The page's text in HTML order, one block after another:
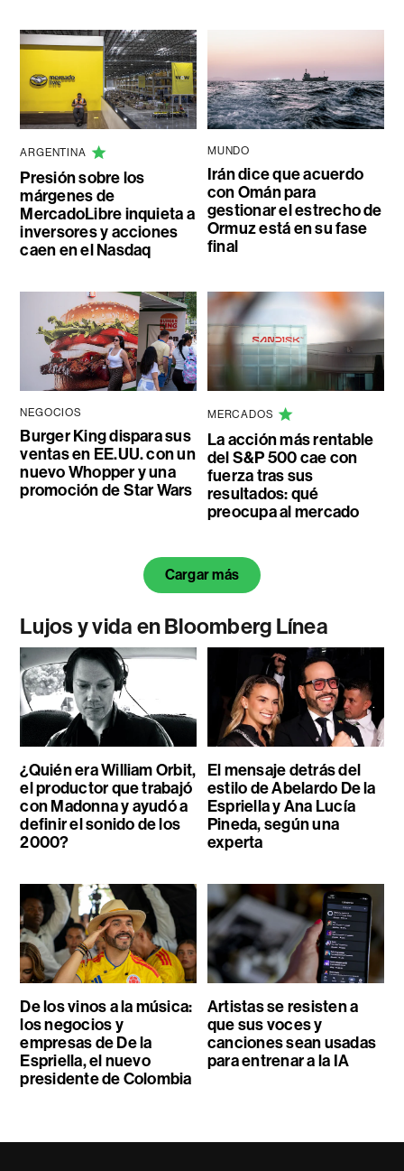
ARGENTINA
Presión sobre los
márgenes de
MercadoLibre inquieta a
inversores y acciones
caen en el Nasdaq
MUNDO
Irán dice que acuerdo
con Omán para
gestionar el estrecho de
Ormuz está en su fase
final
NEGOCIOS
Burger King dispara sus
ventas en EE.UU. con un
nuevo Whopper y una
promoción de Star Wars
MERCADOS
La acción más rentable
del S&P 500 cae con
fuerza tras sus
resultados: qué
preocupa al mercado
Cargar más
Lujos y vida en Bloomberg Línea
¿Quién era William Orbit,
el productor que trabajó
con Madonna y ayudó a
definir el sonido de los
2000?
El mensaje detrás del
estilo de Abelardo De la
Espriella y Ana Lucía
Pineda, según una
experta
De los vinos a la música:
los negocios y
empresas de De la
Espriella, el nuevo
presidente de Colombia
Artistas se resisten a
que sus voces y
canciones sean usadas
para entrenar a la IA